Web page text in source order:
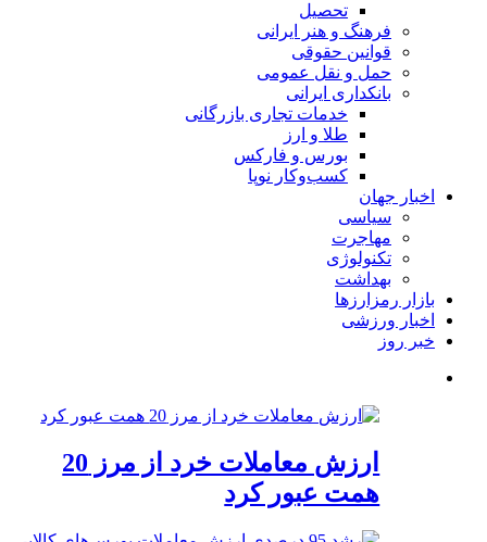
تحصیل
فرهنگ و هنر ایرانی
قوانین حقوقی
حمل و نقل عمومی
بانکداری ایرانی
خدمات تجاری بازرگانی
طلا و ارز
بورس و فارکس
کسب‌وکار نوپا
اخبار جهان
سیاسی
مهاجرت
تکنولوژی
بهداشت
بازار رمزارزها
اخبار ورزشی
خبر روز
ارزش معاملات خرد از مرز 20
همت عبور کرد